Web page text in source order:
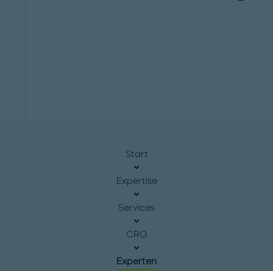
Start
Expertise
Services
CRO
Experten